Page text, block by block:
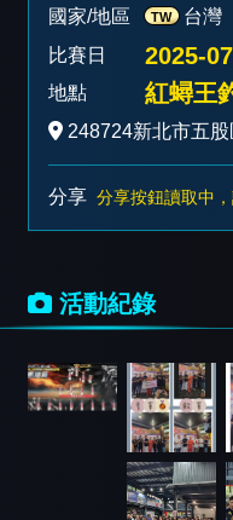
國家/地區 TW 台灣
比賽日
2025-
地點 紅蟳王
248724新北市五
分享 分享按鈕讀取中，
活動紀錄